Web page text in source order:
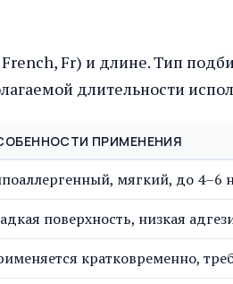
Fr) и длине. Тип
длительности
ПРИМЕНЕНИЯ
мягкий, до 4–6
поверхность, низкая
кратковременно,